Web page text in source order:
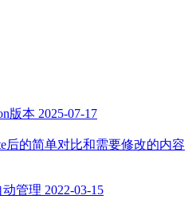
版本 2025-07-17
后的简单对比和需要修改的内容
动管理 2022-03-15